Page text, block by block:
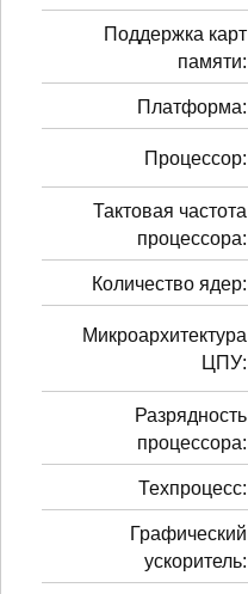
Поддержка карт
памяти:
Платформа:
Процессор:
Тактовая частота
процессора:
Количество ядер:
Микроархитектура
ЦПУ:
Разрядность
процессора:
Техпроцесс:
Графический
ускоритель: